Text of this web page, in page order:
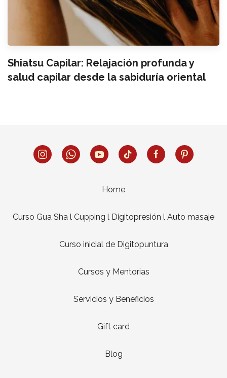
Shiatsu Capilar: Relajación profunda y
salud capilar desde la sabiduría oriental
Home
Curso Gua Sha l Cupping l Digitopresión l Auto masaje
Curso inicial de Digitopuntura
Cursos y Mentorias
Servicios y Beneficios
Gift card
Blog